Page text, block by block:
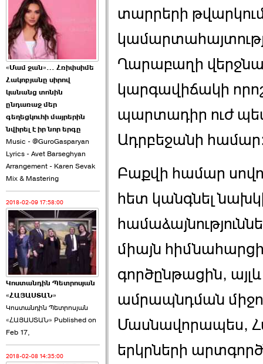
2026-06-10 22:55:00
Ուշքի չենք գալիս այն
խայտառակ ›››
2026-06-09 15:05:00
Ծառուկյանի փեսան
վնասել է ›››
2026-06-09 07:11:00
Այս ընդդիմությունը
կվերցնի ›››
2026-06-09 00:41:00
«Մամ ջան»… Հռիփսիմե
Հակոբյանը սիրով
կանանց տոնին
ընդառաջ մեր
գեղեցկուհի մայրերին
նվիրել է իր նոր երգը
Music - @GuroGasparyan
Lyrics - Avet Barseghyan
Arrangement - Karen Sevak
Mix & Mastering
2018-02-09 17:58:00
Կոստանդին Պետրոսյան
«ՀԱՅԱՍՏԱՆ»
Կոստանդին Պետրոսյան
«ՀԱՅԱՍՏԱՆ» Published on
Feb 17,
2018-02-08 14:35:00
տարրերի
Ղարաբաղի
կարգավիճակի
պարտադիր ուժ
Ադրբեջանի
Բաքվի համար
հետ կանգնել
միայն
գործընթացին,
ամրապնդման
Մասնավորապես,
երկրների